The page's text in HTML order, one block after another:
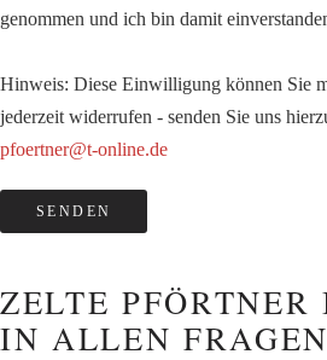
genommen und ich bin damit
Hinweis: Diese Einwilligung können Sie
jederzeit widerrufen - senden Sie uns
pfoertner@t-online.de
ZELTE PFÖRTNER
IN ALLEN FRAGEN